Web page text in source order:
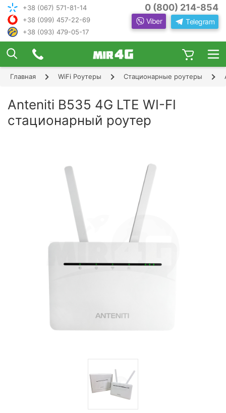
+38 (067) 571-81-14
+38 (099) 457-22-69
+38 (093) 479-05-17
0 (800) 214-854
Viber Telegram
Главная WiFi Роутеры Стационарные роутеры
Anteniti B535 4G LTE WI-FI
стационарный роутер
ПОДОБРАТЬ ИНТЕРНЕТ С ИН
ЖЕНЕРОМ-
КОНСУЛЬТАНТОМ
Чтобы выбрать лучшего оператора и
оборудование, ответьте, пожалуйста, на
следую
щие вопросы:
В каком населенном пункте Вы хотите
×
Шаг 1